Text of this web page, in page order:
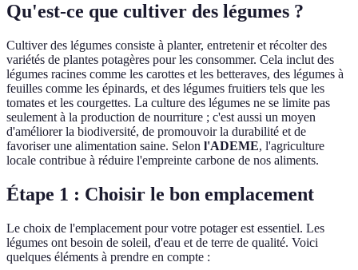
Qu'est-ce que cultiver des légumes ?
Cultiver des légumes consiste à planter, entretenir et récolter des
variétés de plantes potagères pour les consommer. Cela inclut des
légumes racines comme les carottes et les betteraves, des légumes à
feuilles comme les épinards, et des légumes fruitiers tels que les
tomates et les courgettes. La culture des légumes ne se limite pas
seulement à la production de nourriture ; c'est aussi un moyen
d'améliorer la biodiversité, de promouvoir la durabilité et de
favoriser une alimentation saine. Selon l'ADEME, l'agriculture
locale contribue à réduire l'empreinte carbone de nos aliments.
Étape 1 : Choisir le bon emplacement
Le choix de l'emplacement pour votre potager est essentiel. Les
légumes ont besoin de soleil, d'eau et de terre de qualité. Voici
quelques éléments à prendre en compte :